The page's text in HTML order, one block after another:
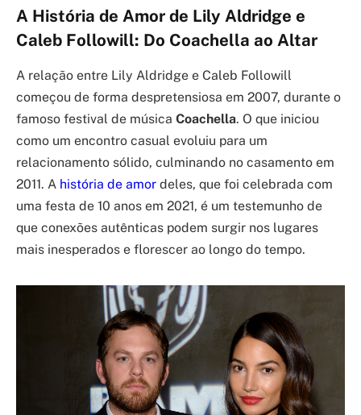
A História de Amor de Lily Aldridge e
Caleb Followill: Do Coachella ao Altar
A relação entre Lily Aldridge e Caleb Followill
começou de forma despretensiosa em 2007, durante o
famoso festival de música Coachella. O que iniciou
como um encontro casual evoluiu para um
relacionamento sólido, culminando no casamento em
2011. A história de amor deles, que foi celebrada com
uma festa de 10 anos em 2021, é um testemunho de
que conexões autênticas podem surgir nos lugares
mais inesperados e florescer ao longo do tempo.